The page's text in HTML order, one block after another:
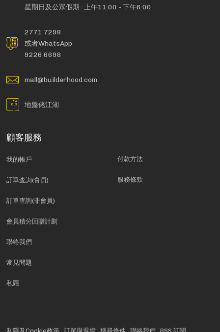
星期日及公眾假期 : 上午11:00 - 下午6:00
2771 7298
或者WhatsApp
9226 6698
mall@builderhood.com
地盤佬江湖
顧客服務
我的帳戶
訂單查詢(會員)
訂單查詢(非會員)
會員積分回贈計劃
聯絡我們
常見問題
私隱
付款方法
服務條款